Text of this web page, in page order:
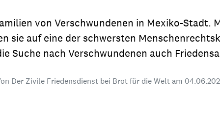
Über unsere politische Arbeit
Stipendien
& Seminare
Fürbitten
Jugend &
Regionale Kontakte
von Verschwundenen in Mexiko-
sie auf eine der schwersten
Suche nach Verschwundenen auch
Der Zivile Friedensdienst bei Brot für die Welt am